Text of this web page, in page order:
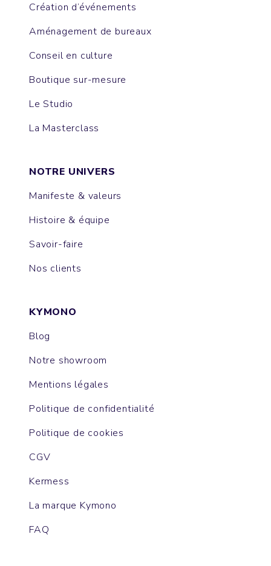
Création d’événements
Aménagement de bureaux
Conseil en culture
Boutique sur-mesure
Le Studio
La Masterclass
NOTRE UNIVERS
Manifeste & valeurs
Histoire & équipe
Savoir-faire
Nos clients
KYMONO
Blog
Notre showroom
Mentions légales
Politique de confidentialité
Politique de cookies
CGV
Kermess
La marque Kymono
FAQ